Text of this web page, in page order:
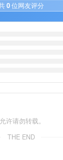
0位网友评分
许请勿转载。
THE END